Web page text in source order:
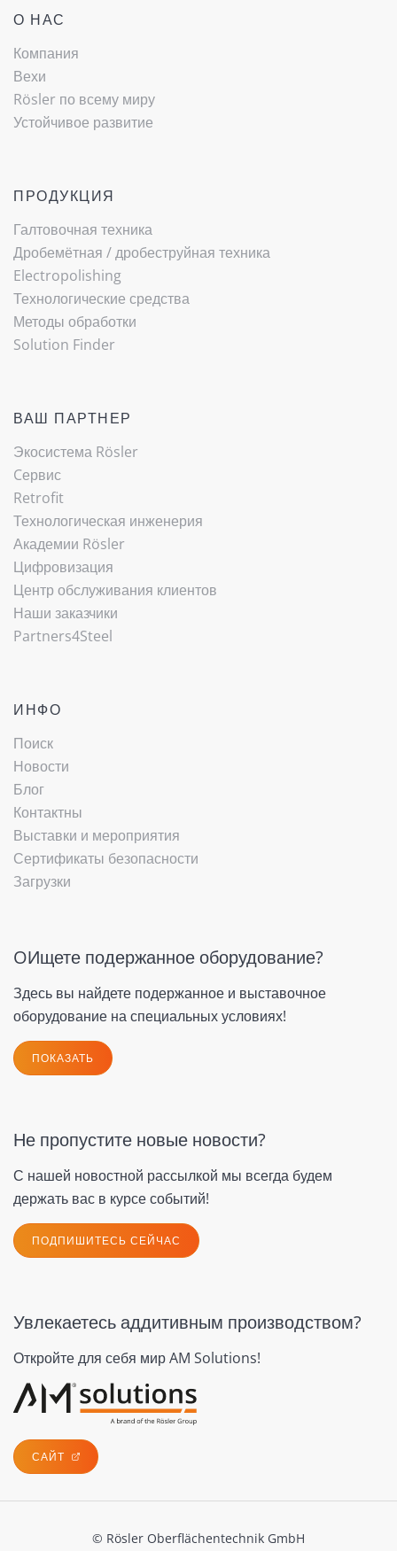
О НАС
Компания
Вехи
Rösler по всему миру
Устойчивое развитие
ПРОДУКЦИЯ
Галтовочная техника
Дробемётная / ­дробеструйная техника
Electropolishing
Технологические средства
Методы обработки
Solution Finder
ВАШ ПАРТНЕР
Экосистема Rösler
Cервис
Retrofit
Технологическая инженерия
Академии Rösler
Цифровизация
Центр обслуживания клиентов
Наши заказчики
Partners4Steel
ИНФО
Поиск
Новости
Блог
Контактны
Выставки и мероприятия
Сертификаты безопасности
Загрузки
OИщете подержанное оборудование?
Здесь вы найдете подержанное и выставочное
оборудование на специальных условиях!
ПОКАЗАТЬ
Не пропустите новые новости?
С нашей новостной рассылкой мы всегда будем
держать вас в курсе событий!
ПОДПИШИТЕСЬ СЕЙЧАС
Увлекаетесь аддитивным производством?
Откройте для себя мир AM Solutions!
САЙТ
© Rösler Oberflächentechnik GmbH